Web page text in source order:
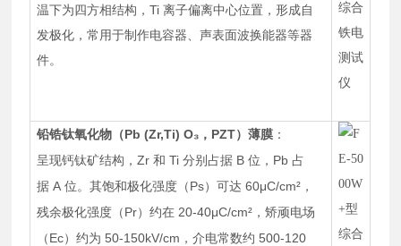
温下为四方相结构，Ti离子偏离中心位置，形成自
发极化，常用于制作电容器、声表面波换能器等器
件。
铅锆钛氧化物（Pb (Zr,Ti) O₃ ， PZT）薄膜 ：
呈现钙钛矿结构，Zr和Ti分别占据 B位， Pb占
据A位。其饱和极化强度（ Ps）可达60μC/cm² ，
残余极化强度（ Pr）约在 20-40μC/cm² ，矫顽电场
（ Ec）约为50-150kV/cm ，介电常数约500-120